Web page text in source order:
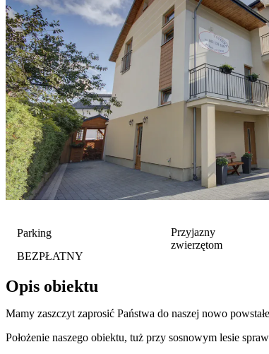
Parking
BEZPŁATNY
Przyjazny
zwierzętom
Opis obiektu
Mamy zaszczyt zaprosić Państwa do naszej nowo
Położenie naszego obiektu, tuż przy sosnowym lesie